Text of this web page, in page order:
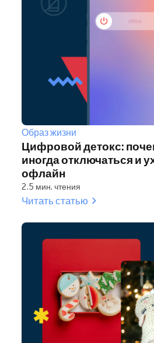
Образ жизни
Цифровой детокс:
иногда отключаться и
офлайн
2.5 мин. чтения
Читать статью